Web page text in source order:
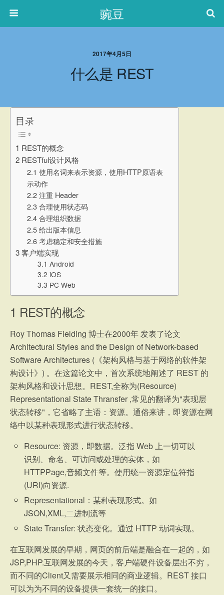
豌豆
2017年4月5日
什么是 REST
目录
1 REST的概念
2 RESTful设计风格
2.1 使用名词来表示资源，使用HTTP原语表
示动作
2.2 注重 Header
2.3 合理使用状态码
2.4 合理组织数据
2.5 给出版本信息
2.6 考虑稳定和安全措施
3 客户端实现
3.1 Android
3.2 iOS
3.3 PC Web
1 REST的概念
Roy Thomas Fielding 博士在2000年 发表了论文
Architectural Styles and the Design of Network-based
Software Architectures (《架构风格与基于网络的软件架
构设计》) 。在这篇论文中，首次系统地阐述了 REST 的
架构风格和设计思想。REST,全称为(Resource)
Representational State Thransfer ,常见的翻译为"表现层
状态转移"，它省略了主语：资源。通俗来讲，即资源在网
络中以某种表现形式进行状态转移。
Resource: 资源，即数据。泛指 Web 上一切可以
识别、命名、可访问或处理的实体，如
HTTPPage,音频文件等。使用统一资源定位符指
(URI)向资源.
Representational：某种表现形式。如
JSON,XML,二进制流等
State Transfer: 状态变化。通过 HTTP 动词实现。
在互联网发展的早期，网页的前后端是融合在一起的，如
JSP,PHP.互联网发展的今天，客户端硬件设备层出不穷，
而不同的Client又需要展示相同的商业逻辑。REST 接口
可以为为不同的设备提供一套统一的接口。